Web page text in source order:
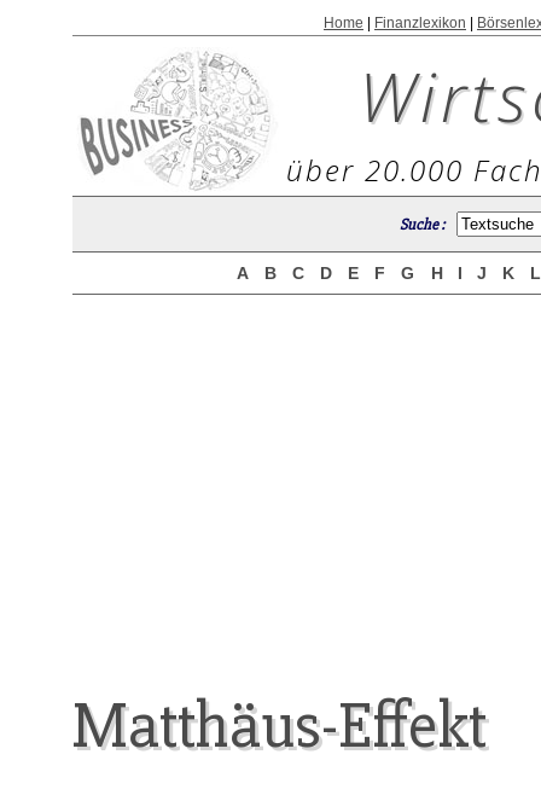
Home Finanzlexikon
über 20.000
Suche :
A B C D E F G H I J K
Matthäus-Effekt